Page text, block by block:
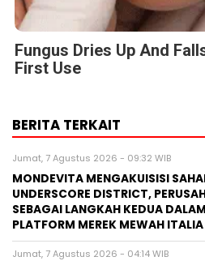
Fungus Dries Up And
First Use
BERITA TERKAIT
Jumat, 7 Agustus 2026 - 09:32 WIB
MONDEVITA MENGAKUISISI
UNDERSCORE DISTRICT,
SEBAGAI LANGKAH KEDUA
PLATFORM MEREK MEWAH ITALIA
Jumat, 7 Agustus 2026 - 04:14 WIB